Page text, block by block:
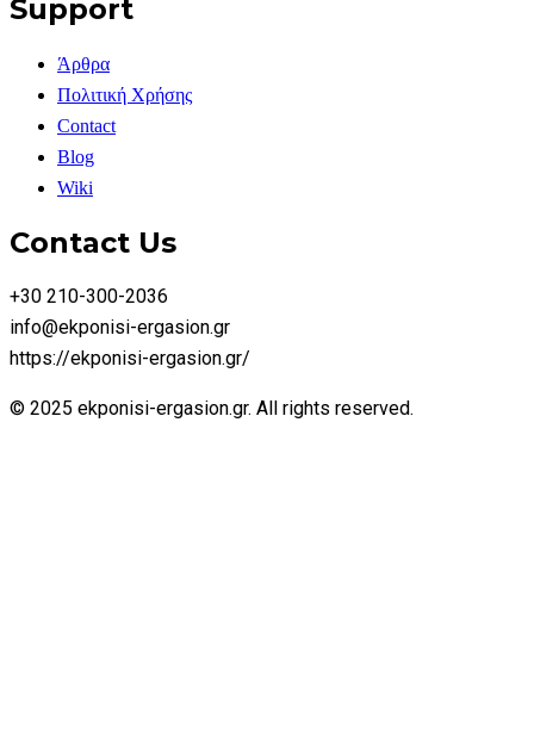
Support
Άρθρα
Πολιτική Χρήσης
Contact
Blog
Wiki
Contact Us
+30 210-300-2036
info@ekponisi-ergasion.gr
https://ekponisi-ergasion.gr/
© 2025 ekponisi-ergasion.gr. All rights reserved.